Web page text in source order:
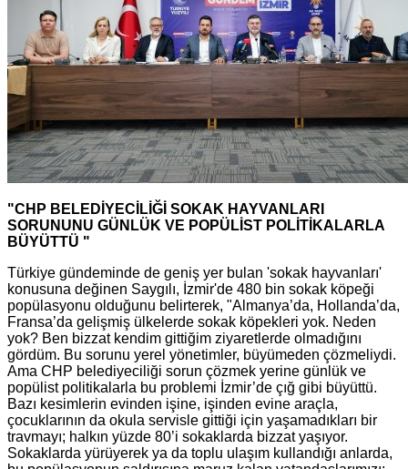
"CHP BELEDİYECİLİĞİ SOKAK HAYVANLARI
SORUNUNU GÜNLÜK VE POPÜLİST POLİTİKALARLA
BÜYÜTTÜ "
Türkiye gündeminde de geniş yer bulan 'sokak hayvanları'
konusuna değinen Saygılı, İzmir'de 480 bin sokak köpeği
popülasyonu olduğunu belirterek, "Almanya’da, Hollanda’da,
Fransa’da gelişmiş ülkelerde sokak köpekleri yok. Neden
yok? Ben bizzat kendim gittiğim ziyaretlerde olmadığını
gördüm. Bu sorunu yerel yönetimler, büyümeden çözmeliydi.
Ama CHP belediyeciliği sorun çözmek yerine günlük ve
popülist politikalarla bu problemi İzmir’de çığ gibi büyüttü.
Bazı kesimlerin evinden işine, işinden evine araçla,
çocuklarının da okula servisle gittiği için yaşamadıkları bir
travmayı; halkın yüzde 80’i sokaklarda bizzat yaşıyor.
Sokaklarda yürüyerek ya da toplu ulaşım kullandığı anlarda,